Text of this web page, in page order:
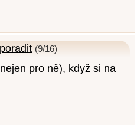
(9/16)
pro ně), když si na